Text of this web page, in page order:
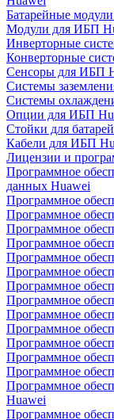
Батарейные
Модули для ИБП
Инверторные
Конверторные
Сенсоры для ИБП
Системы
Системы
Опции для ИБП
Стойки для
Кабели для ИБП
Лицензии и
Программное
данных Huawei
Программное
Программное
Программное
Программное
Программное
Программное
Программное
Программное
Программное
Программное
Программное
Программное
Программное
Программное
Huawei
Программное